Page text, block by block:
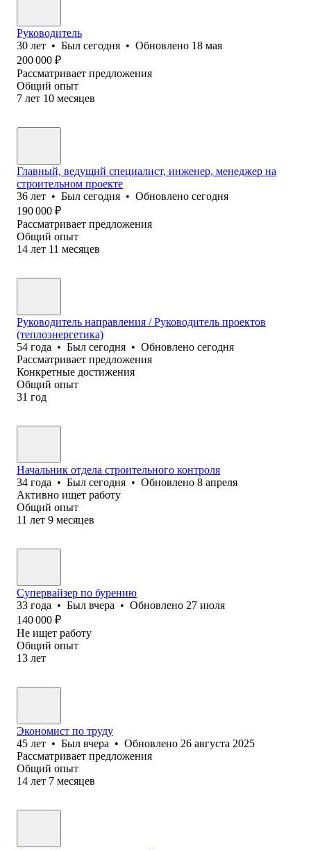
Руководитель
30 лет • Был сегодня • Обновлено 18 мая
200 000 ₽
Рассматривает предложения
Общий опыт
7 лет 10 месяцев
Главный, ведущий специалист, инженер, менеджер на
строительном проекте
36 лет • Был сегодня • Обновлено сегодня
190 000 ₽
Рассматривает предложения
Общий опыт
14 лет 11 месяцев
Руководитель направления / Руководитель проектов
(теплоэнергетика)
54 года • Был сегодня • Обновлено сегодня
Рассматривает предложения
Конкретные достижения
Общий опыт
31 год
Начальник отдела строительного контроля
34 года • Был сегодня • Обновлено 8 апреля
Активно ищет работу
Общий опыт
11 лет 9 месяцев
Супервайзер по бурению
33 года • Был вчера • Обновлено 27 июля
140 000 ₽
Не ищет работу
Общий опыт
13 лет
Экономист по труду
45 лет • Был вчера • Обновлено 26 августа 2025
Рассматривает предложения
Общий опыт
14 лет 7 месяцев